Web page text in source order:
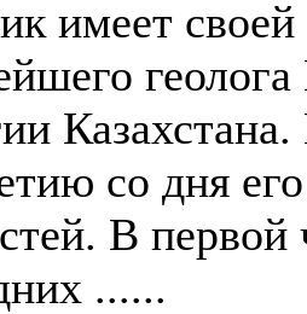
имеет своей
со дня
В первой
......